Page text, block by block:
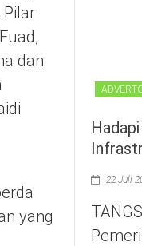
Pilar
dan
yang
22 Juli